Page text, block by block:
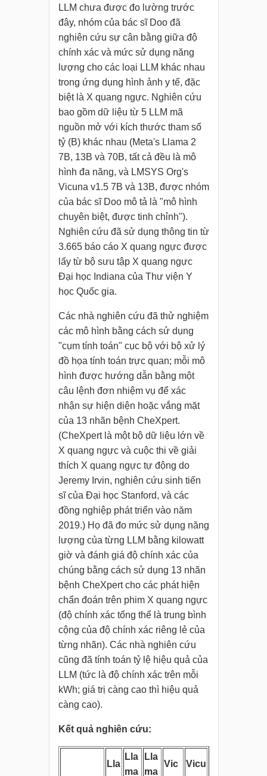
LLM chưa được đo lường trước
đây, nhóm của bác sĩ Doo đã
nghiên cứu sự cân bằng giữa độ
chính xác và mức sử dụng năng
lượng cho các loại LLM khác nhau
trong ứng dụng hình ảnh y tế, đặc
biệt là X quang ngực. Nghiên cứu
bao gồm dữ liệu từ 5 LLM mã
nguồn mở với kích thước tham số
tỷ (B) khác nhau (Meta's Llama 2
7B, 13B và 70B, tất cả đều là mô
hình đa năng, và LMSYS Org's
Vicuna v1.5 7B và 13B, được nhóm
của bác sĩ Doo mô tả là "mô hình
chuyên biệt, được tinh chỉnh").
Nghiên cứu đã sử dụng thông tin từ
3.665 báo cáo X quang ngực được
lấy từ bộ sưu tập X quang ngực
Đại học Indiana của Thư viện Y
học Quốc gia.
Các nhà nghiên cứu đã thử nghiệm
các mô hình bằng cách sử dụng
"cụm tính toán" cục bộ với bộ xử lý
đồ họa tính toán trực quan; mỗi mô
hình được hướng dẫn bằng một
câu lệnh đơn nhiệm vụ để xác
nhận sự hiện diện hoặc vắng mặt
của 13 nhãn bệnh CheXpert.
(CheXpert là một bộ dữ liệu lớn về
X quang ngực và cuộc thi về giải
thích X quang ngực tự động do
Jeremy Irvin, nghiên cứu sinh tiến
sĩ của Đại học Stanford, và các
đồng nghiệp phát triển vào năm
2019.) Họ đã đo mức sử dụng năng
lượng của từng LLM bằng kilowatt
giờ và đánh giá độ chính xác của
chúng bằng cách sử dụng 13 nhãn
bệnh CheXpert cho các phát hiện
chẩn đoán trên phim X quang ngực
(độ chính xác tổng thể là trung bình
cộng của độ chính xác riêng lẻ của
từng nhãn). Các nhà nghiên cứu
cũng đã tính toán tỷ lệ hiệu quả của
LLM (tức là độ chính xác trên mỗi
kWh; giá trị càng cao thì hiệu quả
càng cao).
Kết quả nghiên cứu:
Lla
Lla
ma
Lla
ma
Vic
Vicu